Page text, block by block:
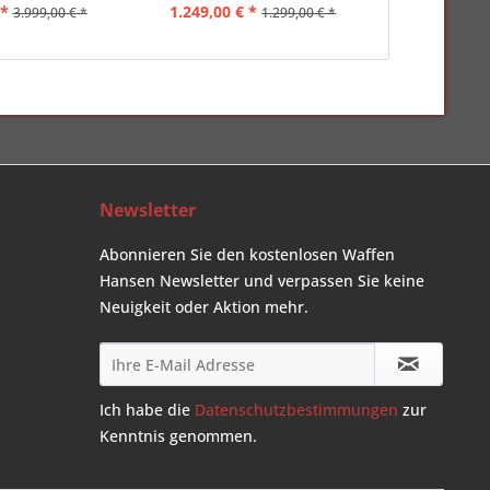
3.999,00 € * 1.249,00 € * 1.299,00 € *
Newsletter
Abonnieren Sie den kostenlosen Waffen
Hansen Newsletter und verpassen Sie keine
Neuigkeit oder Aktion mehr.
Ich habe die Datenschutzbestimmungen zur
Kenntnis genommen.